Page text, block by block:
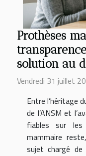
Prothèses
solution au
Vendredi 31 juillet
Entre l’héritage
de l’ANSM et
fiables sur les
mammaire
sujet chargé